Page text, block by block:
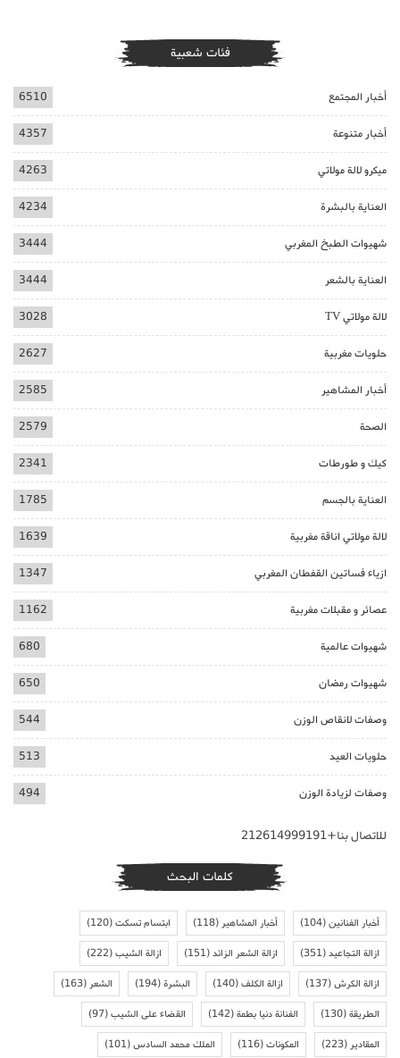
فئات شعبية
أخبار المجتمع 6510
أخبار متنوعة 4357
ميكرو لالة مولاتي 4263
العناية بالبشرة 4234
شهيوات الطبخ المغربي 3444
العناية بالشعر 3444
لالة مولاتي TV 3028
حلويات مغربية 2627
أخبار المشاهير 2585
الصحة 2579
كيك و طورطات 2341
العناية بالجسم 1785
لالة مولاتي اناقة مغربية 1639
ازياء فساتين القفطان المغربي 1347
عصائر و مقبلات مغربية 1162
شهيوات عالمية 680
شهيوات رمضان 650
وصفات لانقاص الوزن 544
حلويات العيد 513
وصفات لزيادة الوزن 494
للاتصال بنا+212614999191
كلمات البحث
أخبار الفنانين(104) أخبار المشاهير(118) ابتسام تسكت(120)
ازالة التجاعيد(351) ازالة الشعر الزائد(151) ازالة الشيب(222)
ازالة الكرش(137) ازالة الكلف(140) البشرة(194) الشعر(163)
الطريقة(130) الفنانة دنيا بطمة(142) القضاء على الشيب(97)
المقادير(223) المكونات(116) الملك محمد السادس(101)